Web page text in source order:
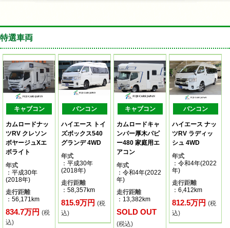
特選車両
キャブコン
カムロードナッ
ツRV クレソン
ボヤージュXエ
ボライト
年式
：平成30年
(2018年)
走行距離
：56,171km
834.7万円 (税
込)
バンコン
ハイエース トイ
ズボックス540
グランデ 4WD
年式
：平成30年
(2018年)
走行距離
：58,357km
815.9万円(税
込)
キャブコン
カムロードキャ
ンパー厚木パピ
ー480 家庭用エ
アコン
年式
：令和4年(2022
年)
走行距離
：13,382km
SOLD OUT
(税込)
バンコン
ハイエース ナッ
ツRV ラディッ
シュ 4WD
年式
：令和4年(2022
年)
走行距離
：6,412km
812.5万円(税
込)